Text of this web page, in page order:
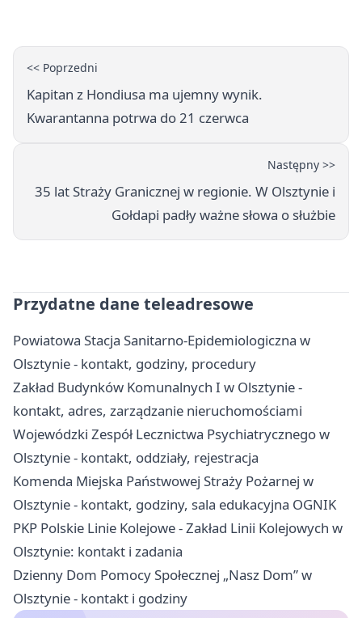
<< Poprzedni
Kapitan z Hondiusa ma ujemny wynik.
Kwarantanna potrwa do 21 czerwca
Następny >>
35 lat Straży Granicznej w regionie. W Olsztynie i
Gołdapi padły ważne słowa o służbie
Przydatne dane teleadresowe
Powiatowa Stacja Sanitarno-Epidemiologiczna w
Olsztynie - kontakt, godziny, procedury
Zakład Budynków Komunalnych I w Olsztynie -
kontakt, adres, zarządzanie nieruchomościami
Wojewódzki Zespół Lecznictwa Psychiatrycznego w
Olsztynie - kontakt, oddziały, rejestracja
Komenda Miejska Państwowej Straży Pożarnej w
Olsztynie - kontakt, godziny, sala edukacyjna OGNIK
PKP Polskie Linie Kolejowe - Zakład Linii Kolejowych w
Olsztynie: kontakt i zadania
Dzienny Dom Pomocy Społecznej „Nasz Dom” w
Olsztynie - kontakt i godziny